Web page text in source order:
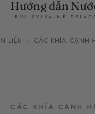
Hướng dẫn
BỞI SYLVAINE
LIỆU › CÁC KHÍA CẠNH
CÁC KHÍA CẠNH